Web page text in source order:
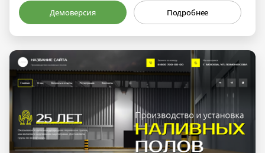
Демоверсия Подробнее